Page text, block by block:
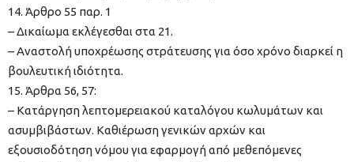
14. Άρθρο 55 παρ. 1
– Δικαίωμα εκλέγεσθαι στα 21.
– Αναστολή υποχρέωσης στράτευσης για όσο χρόνο διαρκεί η
βουλευτική ιδιότητα.
15. Άρθρα 56, 57:
– Κατάργηση λεπτομερειακού καταλόγου κωλυμάτων και
ασυμβιβάστων. Καθιέρωση γενικών αρχών και
εξουσιοδότηση νόμου για εφαρμογή από μεθεπόμενες